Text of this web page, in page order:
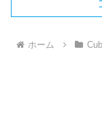
ホーム